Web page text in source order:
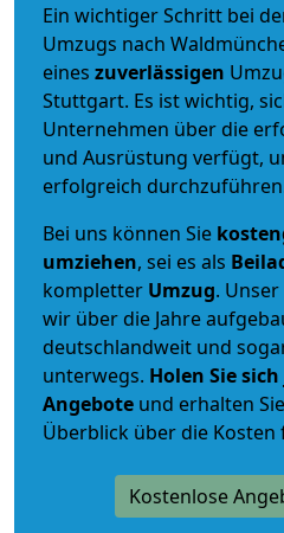
Ein wichtiger Schritt bei
Umzugs nach
eines zuverlässigen
Stuttgart. Es ist wichtig,
Unternehmen über die
und Ausrüstung verfügt,
erfolgreich
Bei uns können Sie
umziehen, sei es als
kompletter Umzug.
wir über die Jahre
deutschlandweit und
unterwegs. Holen Sie
Angebote und erhalten
Überblick über die
Kostenlose